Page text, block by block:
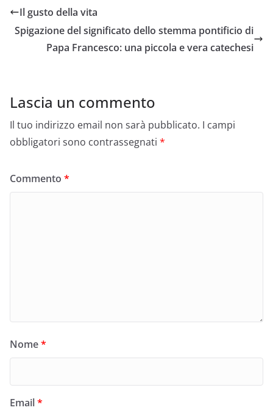
Il gusto della vita
Spigazione del significato dello stemma pontificio di
Papa Francesco: una piccola e vera catechesi
Lascia un commento
Il tuo indirizzo email non sarà pubblicato. I campi
obbligatori sono contrassegnati *
Commento *
Nome*
Email*